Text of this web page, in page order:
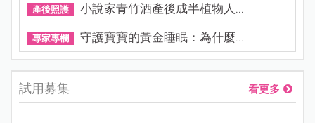
產後照護 小說家青竹酒產後成半植物人...
專家專欄 守護寶寶的黃金睡眠：為什麼...
試用募集 看更多